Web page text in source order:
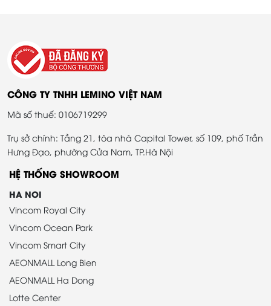
CÔNG TY TNHH LEMINO VIỆT NAM
Mã số thuế: 0106719299
Trụ sở chính: Tầng 21, tòa nhà Capital Tower, số 109, phố Trần
Hưng Đạo, phường Cửa Nam, TP.Hà Nội
HỆ THỐNG SHOWROOM
HA NOI
Vincom Royal City
Vincom Ocean Park
Vincom Smart City
AEONMALL Long Bien
AEONMALL Ha Dong
Lotte Center